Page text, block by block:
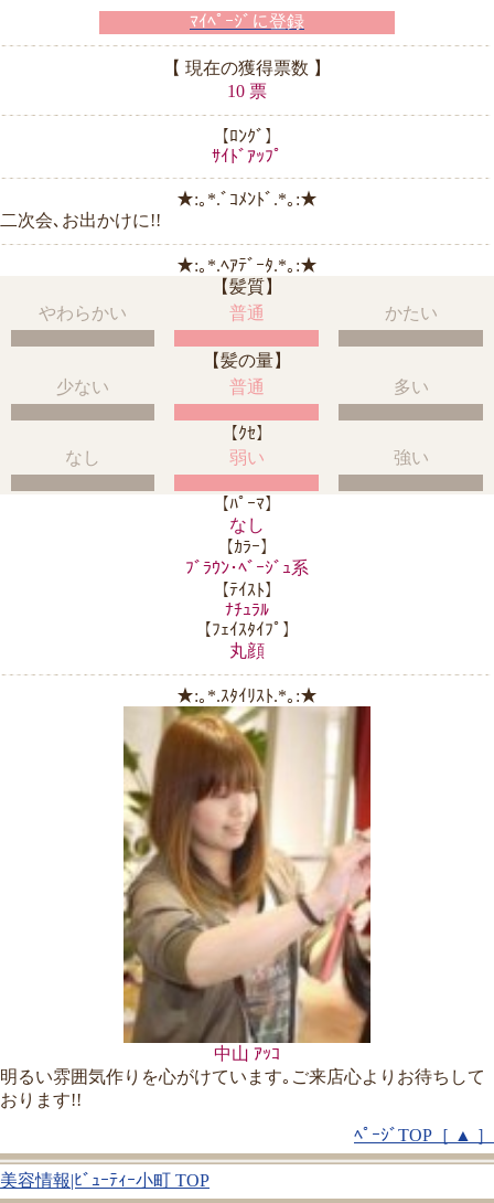
ﾏｲﾍﾟｰｼﾞに登録
【 現在の獲得票数 】
10 票
【ﾛﾝｸﾞ】
ｻｲﾄﾞｱｯﾌﾟ
★:｡*.ﾞｺﾒﾝﾄﾞ.*｡:★
二次会､お出かけに!!
★:｡*.ﾍｱﾃﾞｰﾀ.*｡:★
【髪質】
やわらかい
普通 かたい
【髪の量】
少ない
普通 多い
【ｸｾ】
なし
弱い 強い
【ﾊﾟｰﾏ】
なし
【ｶﾗｰ】
ﾌﾞﾗｳﾝ･ﾍﾞｰｼﾞｭ系
【ﾃｲｽﾄ】
ﾅﾁｭﾗﾙ
【ﾌｪｲｽﾀｲﾌﾟ】
丸顔
★:｡*.ｽﾀｲﾘｽﾄ.*｡:★
中山 ｱｯｺ
明るい雰囲気作りを心がけています｡ご来店心よりお待ちして
おります!!
ﾍﾟｰｼﾞTOP［ ▲ ］
美容情報|ﾋﾞｭｰﾃｨｰ小町 TOP